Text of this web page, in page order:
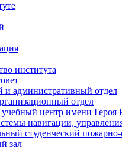
института
и административный отдел
отдел
центр имени Героя
навигации,
студенческий
зал